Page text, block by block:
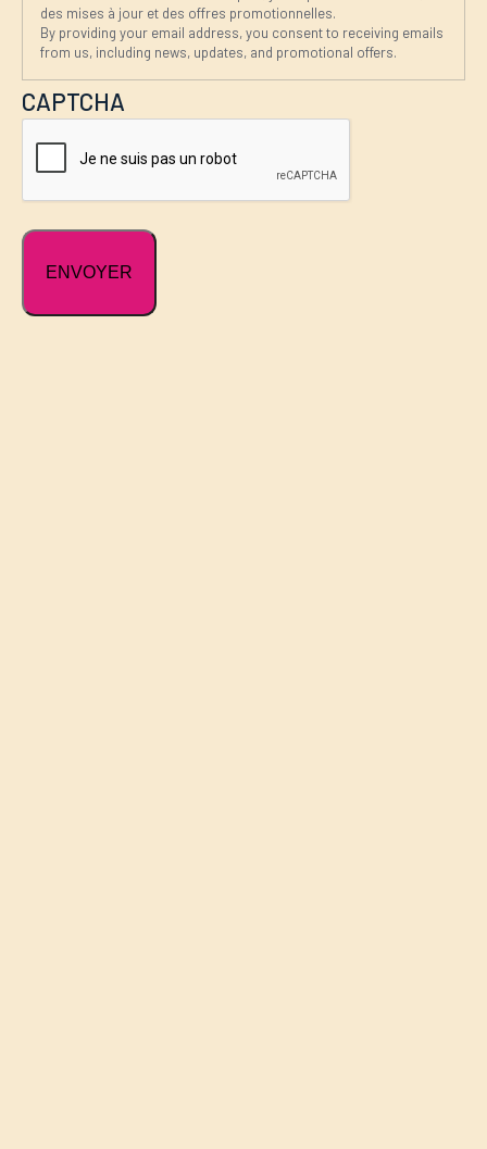
des mises à jour et des offres promotionnelles.
By providing your email address, you consent to receiving emails
from us, including news, updates, and promotional offers.
CAPTCHA